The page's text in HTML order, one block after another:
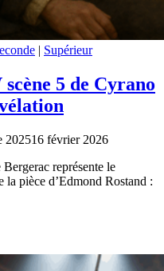
| Supérieur
5 de Cyrano
202516 février 2026
représente le
la pièce d’Edmond Rostand :